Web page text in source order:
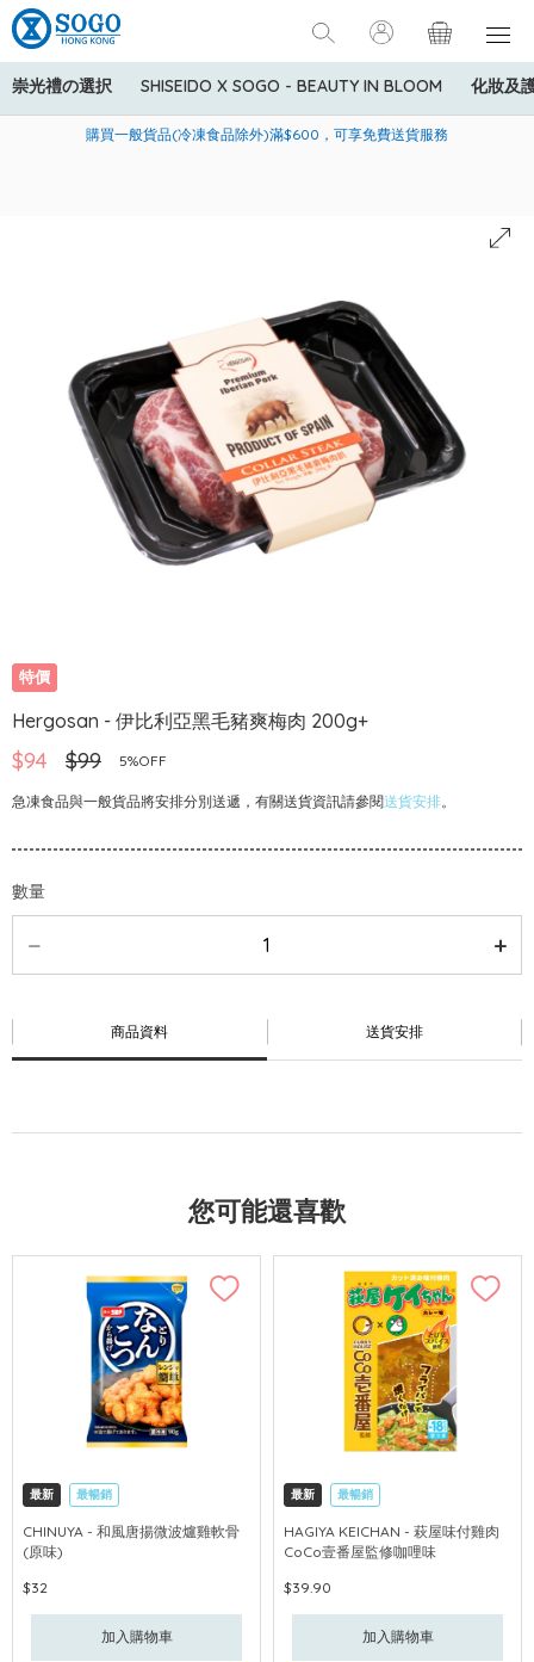
崇光禮の選択 SHISEIDO X SOGO - BEAUTY IN BLOOM 化妝及
美國運通Explorer®信用卡會員購物禮遇：高達5%簽賬回贈！
購買一般貨品(冷凍食品除外)滿$600，可享免費送貨服務
寄送中國內地服務只適用於指定商品，若訂單金額少於HK$600(折
特價
Hergosan - 伊比利亞黑毛豬爽梅肉 200g+
$94 $99 5%OFF
急凍食品與一般貨品將安排分別送遞，有關送貨資訊請參閱送貨安排。
數量
商品資料 送貨安排
您可能還喜歡
最新 最暢銷
CHINUYA - 和風唐揚微波爐雞軟骨
(原味)
$32
加入購物車
最新 最暢銷
HAGIYA KEICHAN - 萩屋味付雞肉
CoCo壹番屋監修咖哩味
$39.90
加入購物車